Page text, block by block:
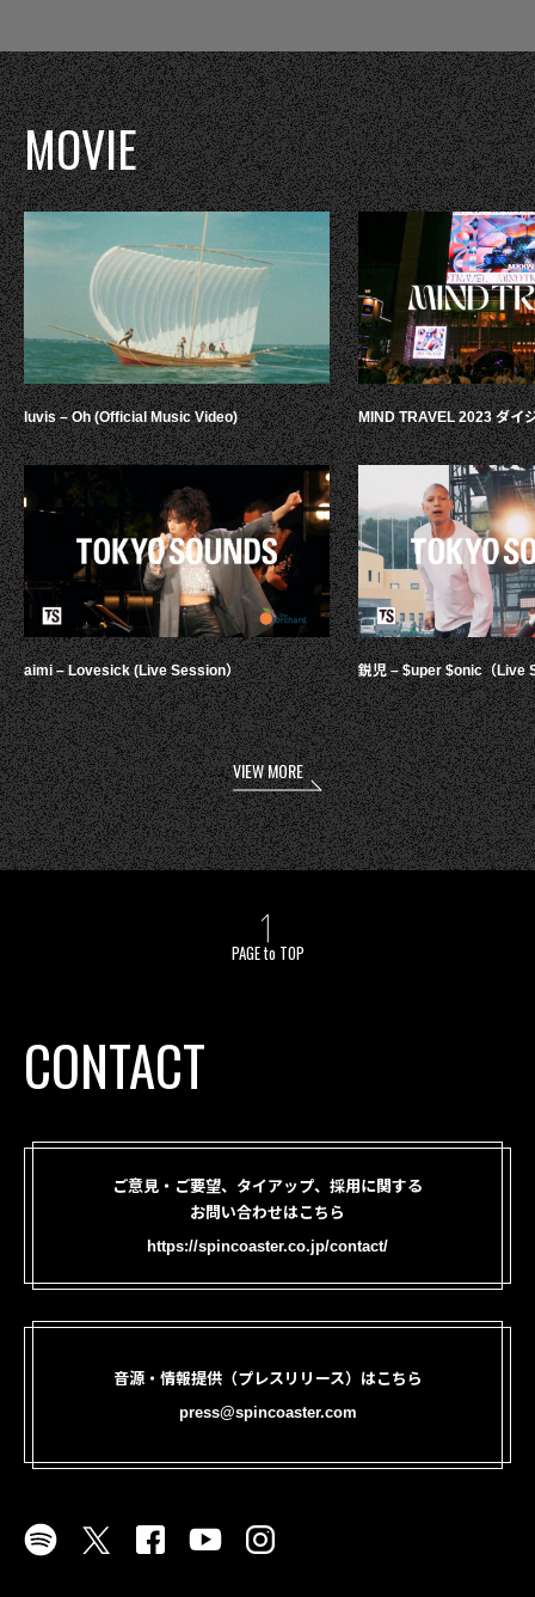
MOVIE
luvis – Oh (Official Music Video)
aimi – Lovesick (Live Session）
MIND TRAVEL 2023 ダイ
鋭児 – $uper $onic（Live
VIEW MORE
PAGE to TOP
CONTACT
ご意見・ご要望、タイアップ、採用に関する
お問い合わせはこちら
https://spincoaster.co.jp/contact/
音源・情報提供（プレスリリース）はこちら
press@spincoaster.com